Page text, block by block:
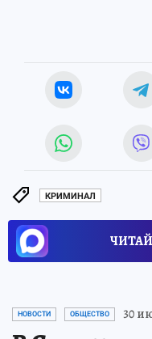
КРИМИНАЛ
НОВОСТИ ОБЩЕСТВО 30